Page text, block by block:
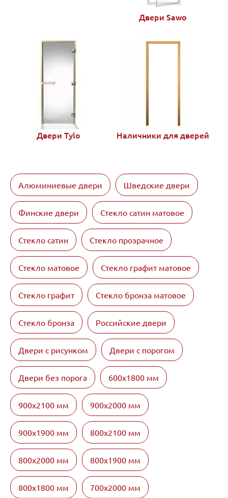
Двери Sawo
Двери Tylo Наличники для дверей
Алюминиевые двери Шведские двери
Финские двери Стекло сатин матовое
Стекло сатин Стекло прозрачное
Стекло матовое Стекло графит матовое
Стекло графит Стекло бронза матовое
Стекло бронза Российские двери
Двери с рисунком Двери с порогом
Двери без порога 600х1800 мм
900х2100 мм 900х2000 мм
900х1900 мм 800х2100 мм
800х2000 мм 800х1900 мм
800х1800 мм 700х2000 мм